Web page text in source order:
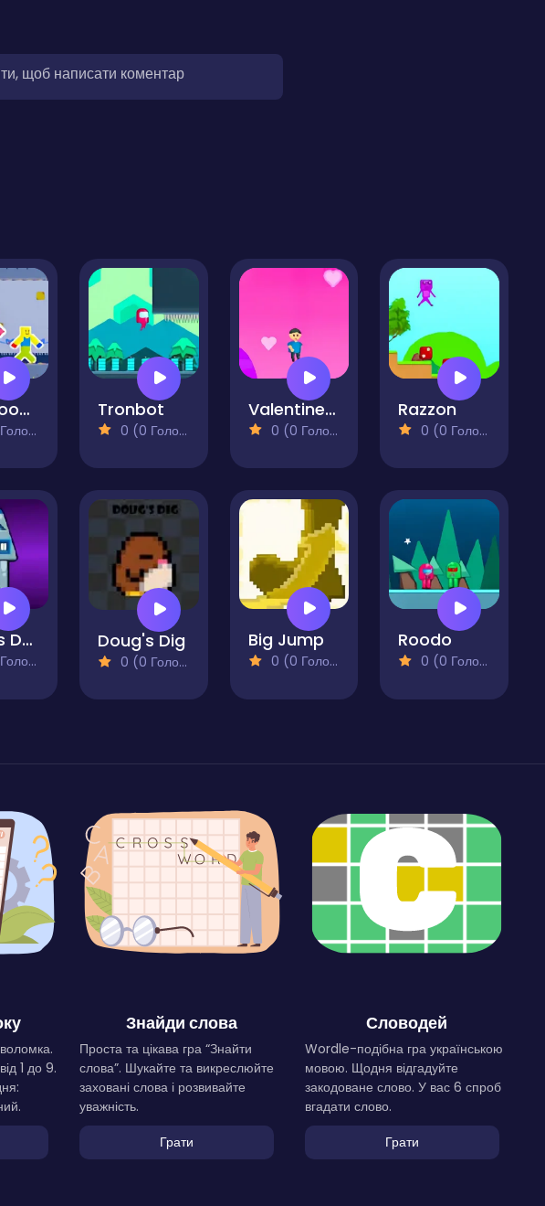
щоб написати коментар
New Noob Mommy Long Tronbot
0 (0 Голосів)
Valentines Day Adventures
0 (0 Голосів)
Razzon
0 (0 Голосів)
Aisa vs Dragon Bots Doug's Dig
0 (0 Голосів)
Big Jump
0 (0 Голосів)
Roodo
0 (0 Голосів)
1 до 9.
Знайди слова
Проста та цікава гра “Знайти
слова”. Шукайте та викреслюйте
заховані слова і розвивайте
уважність.
Грати
Словодей
Wordle-подібна гра українською
мовою. Щодня відгадуйте
закодоване слово. У вас 6 спроб
вгадати слово.
Грати